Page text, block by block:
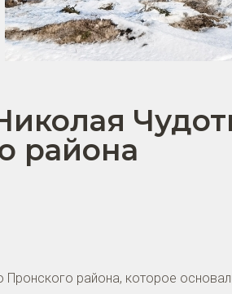
района
Пронского района, которое